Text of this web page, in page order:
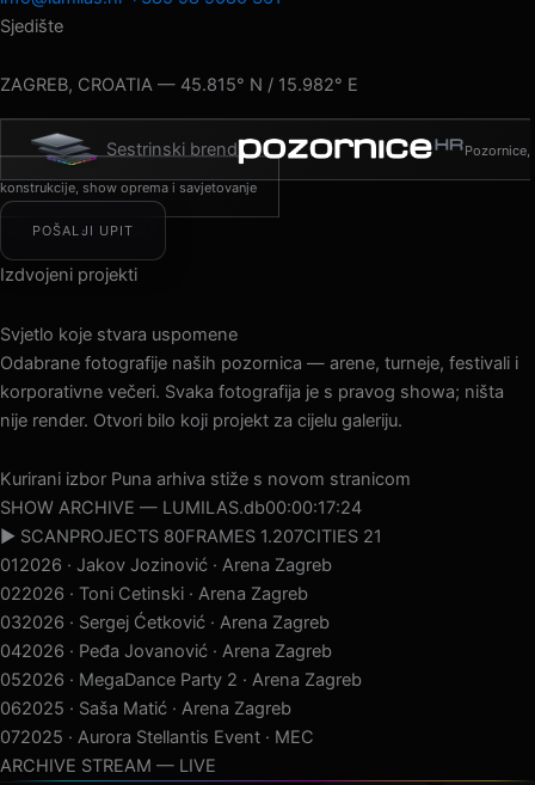
Sjedište
ZAGREB, CROATIA — 45.815° N / 15.982° E
Sestrinski brend Pozornice,
konstrukcije, show oprema i savjetovanje
POŠALJI UPIT
Izdvojeni projekti
Svjetlo koje stvara uspomene
Odabrane fotografije naših pozornica — arene, turneje, festivali i
korporativne večeri. Svaka fotografija je s pravog showa; ništa
nije render. Otvori bilo koji projekt za cijelu galeriju.
Kurirani izbor Puna arhiva stiže s novom stranicom
SHOW ARCHIVE — LUMILAS.db00:00:20:12
▶ SCANPROJECTS 80FRAMES 1.207CITIES 21
022026 · Toni Cetinski · Arena Zagreb
032026 · Sergej Ćetković · Arena Zagreb
042026 · Peđa Jovanović · Arena Zagreb
052026 · MegaDance Party 2 · Arena Zagreb
062025 · Saša Matić · Arena Zagreb
072025 · Aurora Stellantis Event · MEC
082025 · Supertalent Finale · Arena Zagreb
ARCHIVE STREAM — LIVE